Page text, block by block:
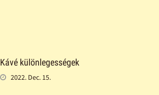
Kávé különlegességek
2022. Dec. 15.